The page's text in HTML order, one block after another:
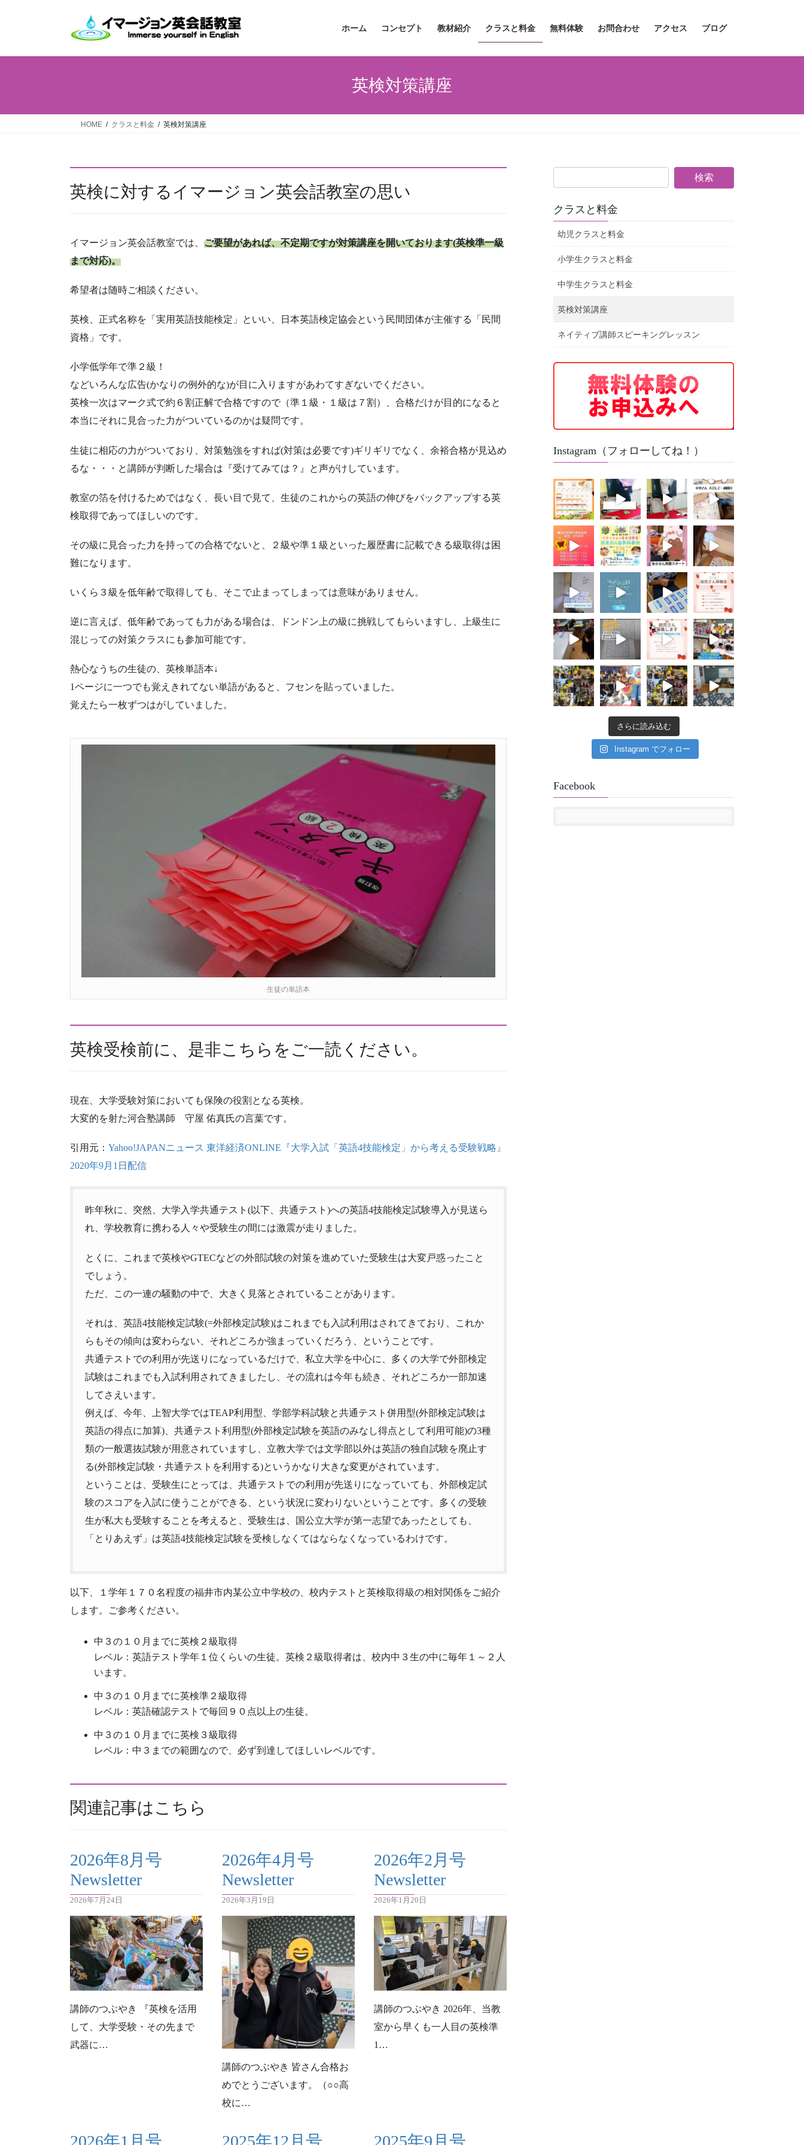
ホーム コンセプト 教材紹介 クラスと料金 無料体験 お問合わせ アクセス ブログ
英検対策講座
HOME クラスと料金 英検対策講座
英検に対するイマージョン英会話教室の思い
イマージョン英会話教室では、 ご要望があれば、不定期ですが対策講座を開いております(英検準一級
まで対応)。
希望者は随時ご相談ください。
英検、正式名称を「実用英語技能検定」といい、日本英語検定協会という民間団体が主催する「民間
資格」です。
小学低学年で準２級！
などいろんな広告(かなりの例外的な)が目に入りますがあわてすぎないでください。
英検一次はマーク式で約６割正解で合格ですので（準１級・１級は７割）、合格だけが目的になると
本当にそれに見合った力がついているのかは疑問です。
生徒に相応の力がついており、対策勉強をすれば(対策は必要です)ギリギリでなく、余裕合格が見込め
るな・・・と講師が判断した場合は『受けてみては？』と声がけしています。
教室の箔を付けるためではなく、長い目で見て、生徒のこれからの英語の伸びをバックアップする英
検取得であってほしいのです。
その級に見合った力を持っての合格でないと、２級や準１級といった履歴書に記載できる級取得は困
難になります。
いくら３級を低年齢で取得しても、そこで止まってしまっては意味がありません。
逆に言えば、低年齢であっても力がある場合は、ドンドン上の級に挑戦してもらいますし、上級生に
混じっての対策クラスにも参加可能です。
熱心なうちの生徒の、英検単語本↓
1ページに一つでも覚えきれてない単語があると、フセンを貼っていました。
覚えたら一枚ずつはがしていました。
生徒の単語本
英検受検前に、是非こちらをご一読ください。
現在、大学受験対策においても保険の役割となる英検。
大変的を射た河合塾講師 守屋 佑真氏の言葉です。
引用元： Yahoo!JAPANニュース 東洋経済ONLINE『大学入試「英語4技能検定」から考える受験戦略』
2020年9月1日配信
昨年秋に、突然、大学入学共通テスト(以下、共通テスト)への英語4技能検定試験導入が見送ら
れ、 学校教育に携わる人々や受験生の間には激震が走りました。
とくに、 これまで英検やGTECなどの外部試験の対策を進めていた受験生は大変戸惑ったこと
でしょう。
ただ、この一連の騒動の中で、 大きく見落とされていることがあります。
それは、英語4技能検定試験(=外部検定試験)はこれまでも入試利用はされてきており、
これか
らもその傾向は変わらない、 それどころか強まっていくだろう、ということです。
共通テストでの利用が先送りになっているだけで、 私立大学を中心に、 多くの大学で外部検定
試験はこれまでも入試利用されてきましたし
、その流れは今年も続き、それどころか一部加速
してさえいます。
例えば、今年、上智大学ではTEAP利用型、 学部学科試験と共通テスト併用型(外部検定試験は
英語の得点に加算)、共通テスト利用型(外部検定試験を英語のみなし得点として利用可能)の3種
類の一般選抜試験が用意されていますし、 立教大学では文学部以外は英語の独自試験を廃止す
る(外部検定試験・共通テストを利用する)というかなり大きな変更がされています。
ということは、受験生にとっては、 共通テストでの利用が先送りになっていても、 外部検定試
験のスコアを入試に使うことができる、
という状況に変わりないということです。 多くの受験
生が私大も受験することを考えると、受験生は、
国公立大学が第一志望であったとしても、
「とりあえず」 は英語4技能検定試験を受検しなくてはならなくなっているわけです。
以下、１学年１７０名程度の福井市内某公立中学校の、校内テストと英検取得級の相対関係をご紹介
します。ご参考ください。
中３の１０月までに英検２級取得
レベル：英語テスト学年１位くらいの生徒。英検２級取得者は、校内中３生の中に毎年１～２人
います。
中３の１０月までに英検準２級取得
レベル：英語確認テストで毎回９０点以上の生徒。
中３の１０月までに英検３級取得
レベル：中３までの範囲なので、必ず到達してほしいレベルです。
関連記事はこちら
2026年8月号
Newsletter
2026年7月24日
講師のつぶやき 『英検を活用
して、大学受験・その先まで
武器に…
2026年4月号
Newsletter
2026年3月19日
講師のつぶやき 皆さん合格お
めでとうございます。（○○高
校に…
2026年2月号
Newsletter
2026年1月20日
講師のつぶやき 2026年、当教
室から早くも一人目の英検準
1…
2026年1月号 2025年12月号 2025年9月号
クラスと料金
幼児クラスと料金
小学生クラスと料金
中学生クラスと料金
英検対策講座
ネイティブ講師スピーキングレッスン
Instagram（フォローしてね！）
さらに読み込む
Instagram でフォロー
Facebook